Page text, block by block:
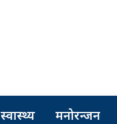
स्वास्थ्य मनोरन्जन